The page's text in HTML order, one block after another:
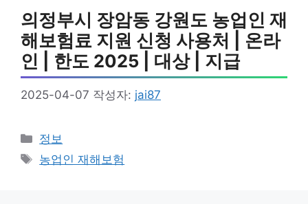
의정부시 장암동 강원도 농업인 재
해보험료 지원 신청 사용처 | 온라
인 | 한도 2025 | 대상 | 지급
2025-04-07 작성자: jai87
카
테
고
정보
태
농업인 재해보험